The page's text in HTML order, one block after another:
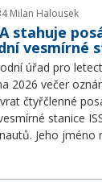
Milan Halousek
stahuje
vesmírné
úřad pro
2026 večer
čtyřčlenné
stanice
Jeho jméno